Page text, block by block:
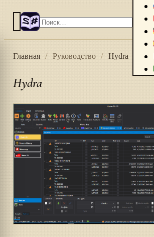
Главная / Руководство / Hydra
Hydra